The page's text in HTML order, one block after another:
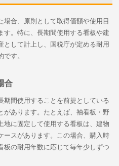
合、原則として取得価額や使用目
す。特に、長期間使用する看板や建
として計上し、国税庁が定める耐用
す。
合
期間使用することを前提としている
があります。たとえば、袖看板・野
地に固定して使用する看板は、建物
ースがあります。この場合、購入時
板の耐用年数に応じて毎年少しずつ